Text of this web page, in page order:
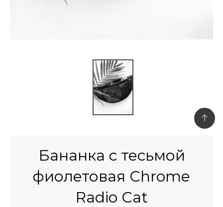
Бананка с тесьмой
фиолетовая Chrome
Radio Cat